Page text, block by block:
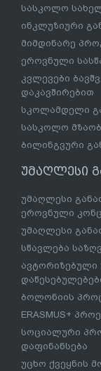
სასკოლო
ინკლუზიური
მიმდინარე
ეროვნული
კვლევები
დაკავშირებით
სკოლამდელი
სასკოლო
ბილინგვური
უმაღლესი
უმაღლესი
ეროვნული
უმაღლესი
სწავლება
ბოლონიის
ERASMUS+
სოციალური
დაფინანსება
უცხო ქვეყნის